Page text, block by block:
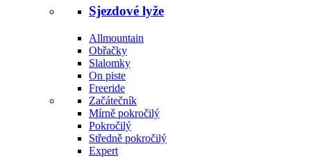
Sjezdové lyže
Allmountain
Obřačky
Slalomky
On piste
Freeride
Začátečník
Mírně pokročilý
Pokročilý
Středně pokročilý
Expert